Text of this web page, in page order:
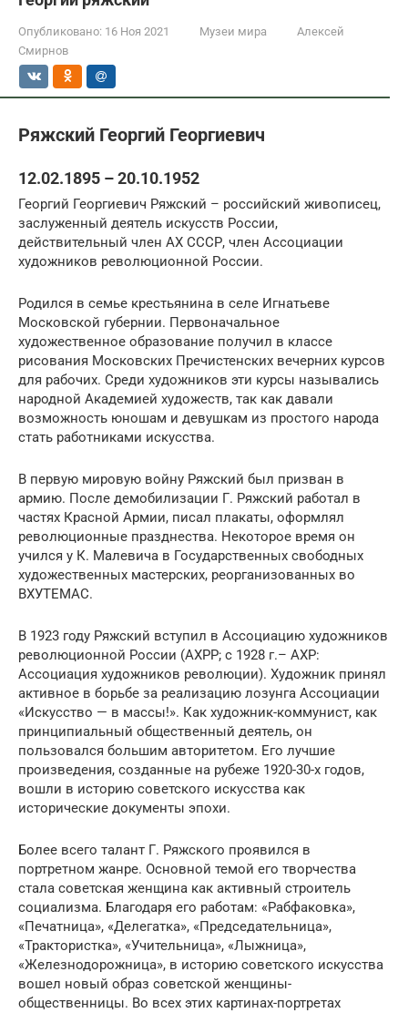
Опубликовано: 16 Ноя 2021 Музеи мира
Алексей
Смирнов
Ряжский Георгий Георгиевич
12.02.1895 – 20.10.1952
Георгий Георгиевич Ряжский – российский живописец,
заслуженный деятель искусств России,
действительный член АХ СССР, член Ассоциации
художников революционной России.
Родился в семье крестьянина в селе Игнатьеве
Московской губернии. Первоначальное
художественное образование получил в классе
рисования Московских Пречистенских вечерних курсов
для рабочих. Среди художников эти курсы назывались
народной Академией художеств, так как давали
возможность юношам и девушкам из простого народа
стать работниками искусства.
В первую мировую войну Ряжский был призван в
армию. После демобилизации Г. Ряжский работал в
частях Красной Армии, писал плакаты, оформлял
революционные празднества. Некоторое время он
учился у К. Малевича в Государственных свободных
художественных мастерских, реорганизованных во
ВХУТЕМАС.
В 1923 году Ряжский вступил в Ассоциацию художников
революционной России (АХРР; с 1928 г.– АХР:
Ассоциация художников революции). Художник принял
активное в борьбе за реализацию лозунга Ассоциации
«Искусство — в массы!». Как художник-коммунист, как
принципиальный общественный деятель, он
пользовался большим авторитетом. Его лучшие
произведения, созданные на рубеже 1920-30-х годов,
вошли в историю советского искусства как
исторические документы эпохи.
Более всего талант Г. Ряжского проявился в
портретном жанре. Основной темой его творчества
стала советская женщина как активный строитель
социализма. Благодаря его работам: «Рабфаковка»,
«Печатница», «Делегатка», «Председательница»,
«Трактористка», «Учительница», «Лыжница»,
«Железнодорожница», в историю советского искусства
вошел новый образ советской женщины-
общественницы. Во всех этих картинах-портретах